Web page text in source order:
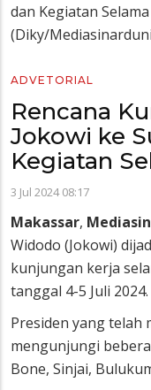
dan Kegiatan
(Diky/
ADVETORIAL
Rencana
Jokowi ke
Kegiatan
3 Jul 2024 08:17
Makassar,
Widodo (Jokowi)
kunjungan kerja
tanggal 4-5 Juli 2024.
Presiden yang telah
mengunjungi
Bone, Sinjai,